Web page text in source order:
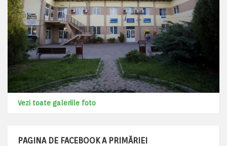
Vezi toate galeriile foto
PAGINA DE FACEBOOK A PRIMĂRIEI